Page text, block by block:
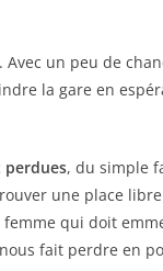
un peu de
la gare en
, du simple
une place
qui doit
fait perdre en